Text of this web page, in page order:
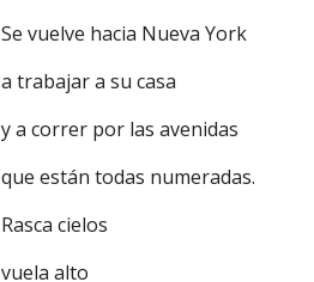
Se vuelve hacia Nueva York
a trabajar a su casa
y a correr por las avenidas
que están todas numeradas.
Rasca cielos
vuela alto